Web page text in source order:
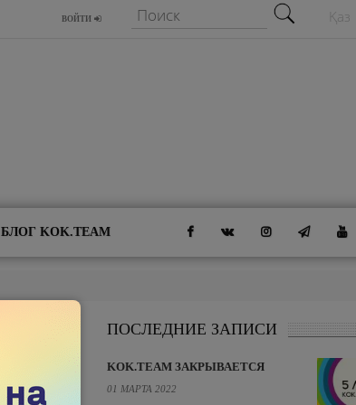
ВОЙТИ
Форма поиска
Поиск Қаз
БЛОГ KOK.TEAM
ПОСЛЕДНИЕ ЗАПИСИ
KOK.TEAM ЗАКРЫВАЕТСЯ
01 МАРТА 2022